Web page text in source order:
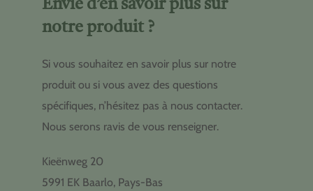
Envie d’en savoir plus sur
notre produit ?
Si vous souhaitez en savoir plus sur notre
produit ou si vous avez des questions
spécifiques, n’hésitez pas à nous contacter.
Nous serons ravis de vous renseigner.
Kieënweg 20
5991 EK Baarlo, Pays-Bas